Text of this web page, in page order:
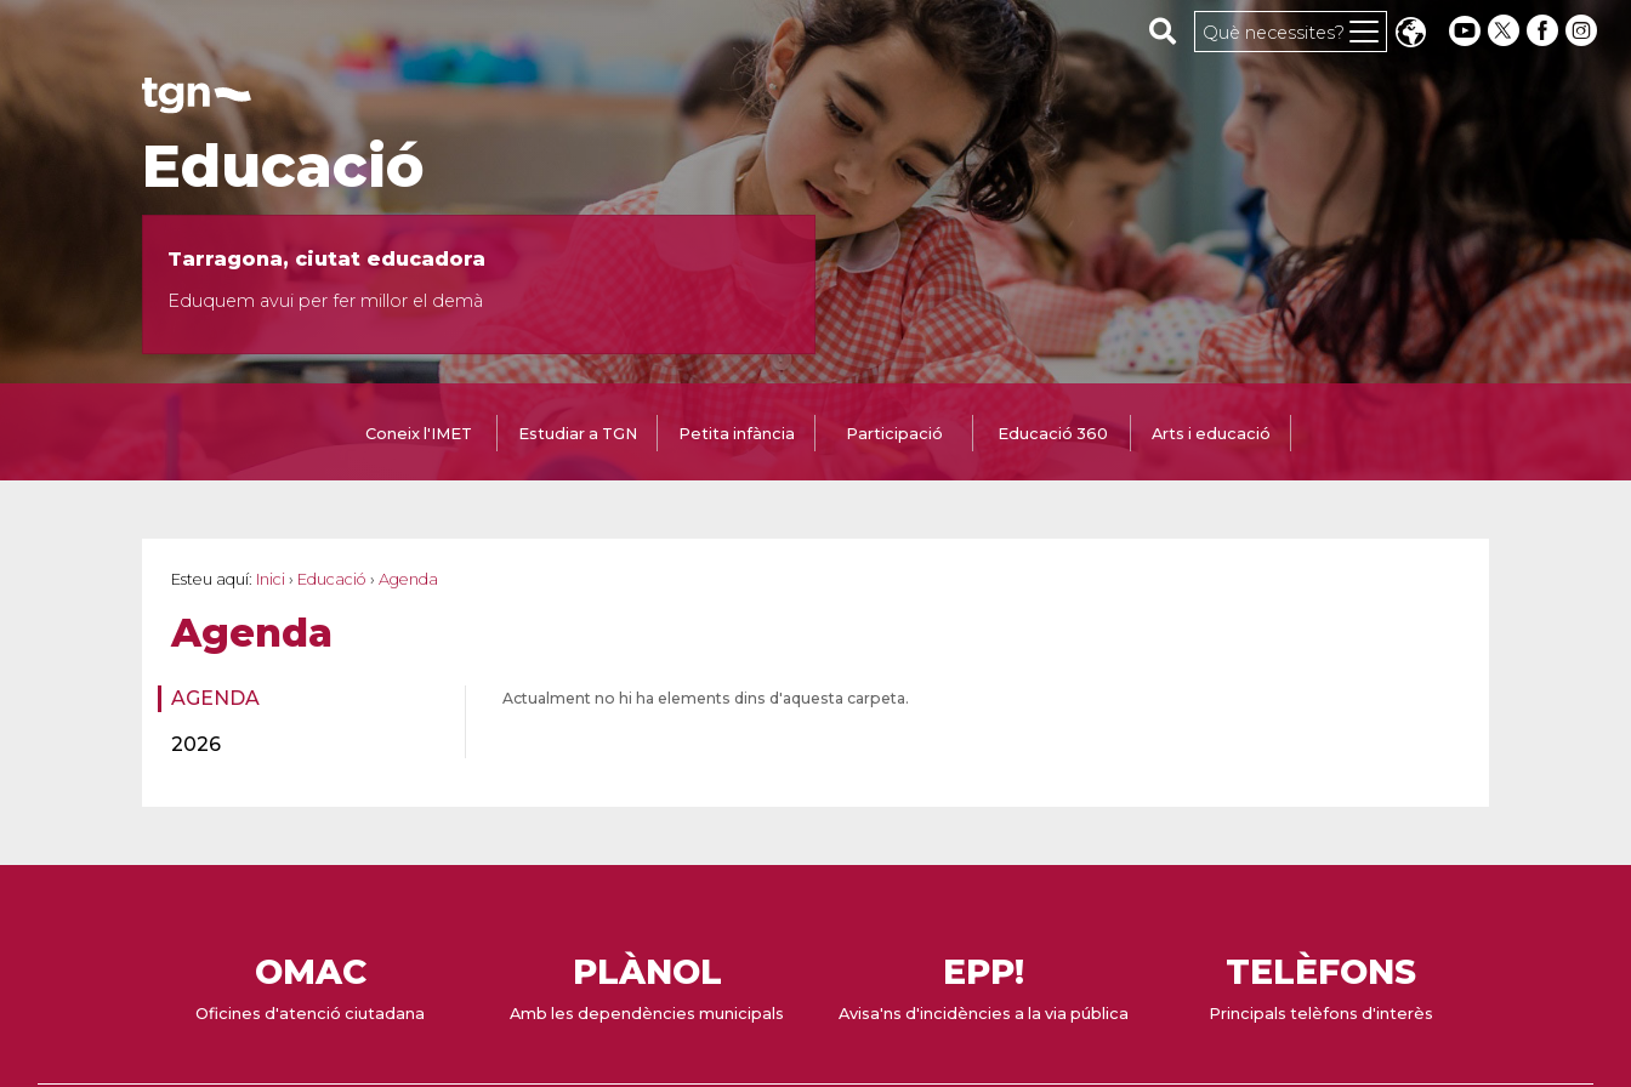
Cerca al web
Què necessites?
Educació
Tarragona, ciutat educadora
Eduquem avui per fer millor el demà
Coneix l'IMET Estudiar a TGN Petita infància Participació Educació 360 Arts i educació
Esteu aquí: Inici › Educació › Agenda
Agenda
AGENDA
2026
Actualment no hi ha elements dins d'aquesta carpeta.
OMAC
Oficines d'atenció ciutadana
PLÀNOL
Amb les dependències municipals
EPP!
Avisa'ns d'incidències a la via pública
TELÈFONS
Principals telèfons d'interès